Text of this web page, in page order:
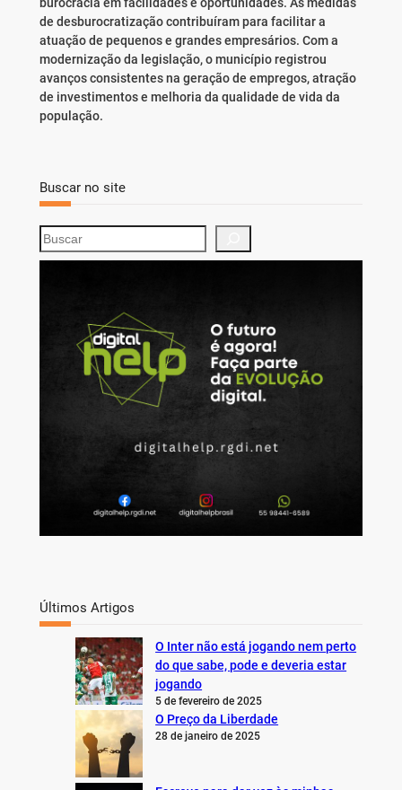
de desburocratização contribuíram para facilitar a
atuação de pequenos e grandes empresários. Com a
modernização da legislação, o município registrou
avanços consistentes na geração de empregos, atração
de investimentos e melhoria da qualidade de vida da
população.
Buscar no site
S
e
Últimos Artigos
O Inter não está jogando nem perto
do que sabe, pode e deveria estar
jogando
5 de fevereiro de 2025
O Preço da Liberdade
28 de janeiro de 2025